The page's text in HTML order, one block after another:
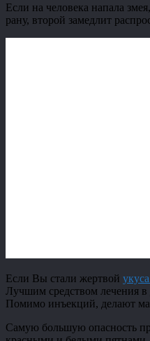
Если на человека напала
рану, второй замедлит
Если Вы стали жертвой
Лучшим средством лечения в
Помимо инъекций, делают
Самую большую опасность